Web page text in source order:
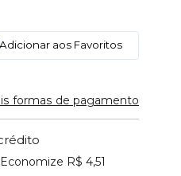
Adicionar aos Favoritos
formas de pagamento
Economize R$ 4,51